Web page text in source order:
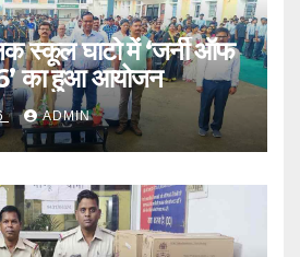
स्कूल घाटो में ‘जर्नी ऑफ
का हुआ आयोजन
ADMIN